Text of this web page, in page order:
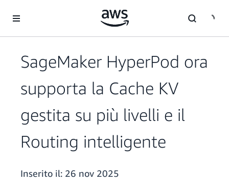
SageMaker HyperPod ora
supporta la Cache KV
gestita su più livelli e il
Routing intelligente
Inserito il: 26 nov 2025